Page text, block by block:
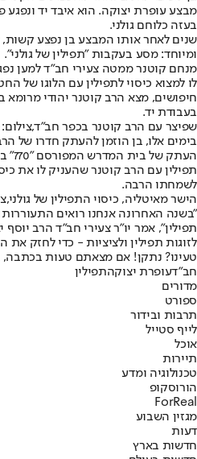
מבצע עופרת יצוקה. הוא איבד יד
בעזה כלוחם גולני.
שנים לאחר אותו המבצע בן נפצע
ומיוחד: מסע בעקבות "תפילין של
מנחם קוטנר ממטה צעירי חב"ד למען
לו למצוא כיסוי לתפילין עם הלוגו של
חיפושים, מצא הרב קוטנר יהודי מרומא
בעבודת יד.
שפיצר עם הרב קוטנר בכפר
בימים אלו, בן הוזמן להעתק חדרו של
תפילין עם הרב קוטנר שהעניק לו את
לשמחתו הרבה.
הישר מאיטליה, כיסוי התפילין של
"בשנה האחרונה אנחנו רואים התעוררות
תפילין", אמר יו"ר צעירי חב"ד הרב
לזוגות תפילין ולציציות - כדי לחזק את
טעינו? נתקן! אם מצאתם טעות
חב"דעופרת יצוקהתפילין
מדורים
ספורט
תרבות ובידור
לייף סטייל
אוכל
תיירות
טכנולוגיה ומדע
הורוסקופ
ForReal
מגזין השבוע
דעות
חדשות בארץ